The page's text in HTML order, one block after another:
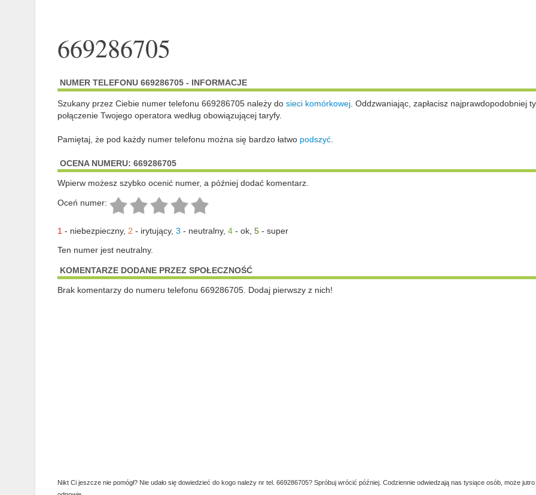
669286705
NUMER TELEFONU 669286705 - INFORMACJE
Szukany przez Ciebie numer telefonu 669286705 należy do sieci komórkowej. Oddzwaniając, zapłacisz najprawdopodobniej
połączenie Twojego operatora według obowiązującej taryfy.
Pamiętaj, że pod każdy numer telefonu można się bardzo łatwo podszyć.
OCENA NUMERU: 669286705
Wpierw możesz szybko ocenić numer, a później dodać komentarz.
Oceń numer:
1- niebezpieczny, 2 - irytujący, 3 - neutralny, 4- ok, 5- super
Ten numer jest neutralny.
KOMENTARZE DODANE PRZEZ SPOŁECZNOŚĆ
Brak komentarzy do numeru telefonu 669286705. Dodaj pierwszy z nich!
Nikt Ci jeszcze nie pomógł? Nie udało się dowiedzieć do kogo należy nr tel. 669286705? Spróbuj wrócić później. Codziennie odwiedzają nas tysiące osób, może